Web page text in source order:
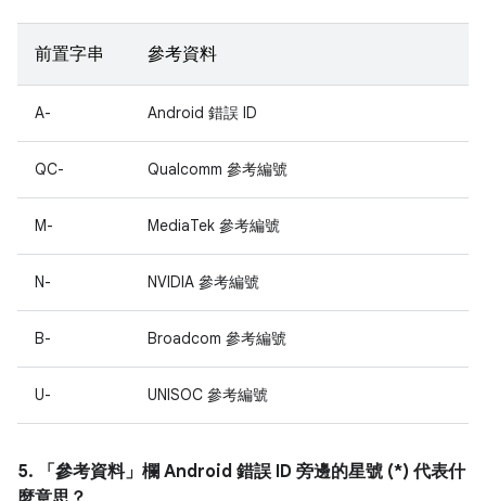
前置字串 參考資料
A- Android 錯誤 ID
QC- Qualcomm 參考編號
M- MediaTek 參考編號
N- NVIDIA 參考編號
B- Broadcom 參考編號
U- UNISOC 參考編號
5. 「參考資料」 欄 Android 錯誤 ID 旁邊的星號 (*) 代表什